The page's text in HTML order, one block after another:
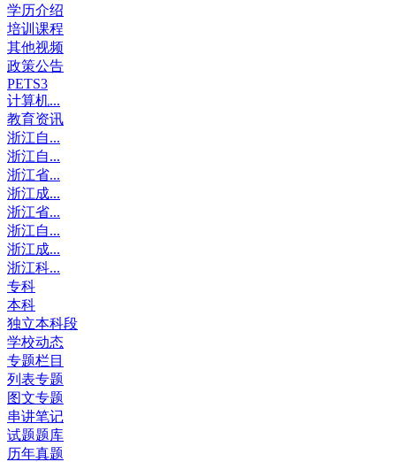
学历介绍
培训课程
其他视频
政策公告
PETS3
计算机...
教育资讯
浙江自...
浙江自...
浙江省...
浙江成...
浙江省...
浙江自...
浙江成...
浙江科...
专科
本科
独立本科段
学校动态
专题栏目
列表专题
图文专题
串讲笔记
试题题库
历年真题